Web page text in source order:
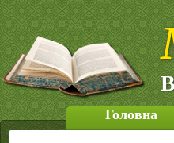
Головна